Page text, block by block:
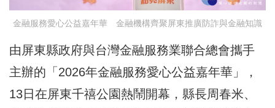
金融服務愛心公益嘉年華 金融機構齊聚屏東推廣防詐與金融知識
由屏東縣政府與台灣金融服務業聯合總會攜手
主辦的「2026年金融服務愛心公益嘉年華」，
13日在屏東千禧公園熱鬧開幕，縣長周春米、